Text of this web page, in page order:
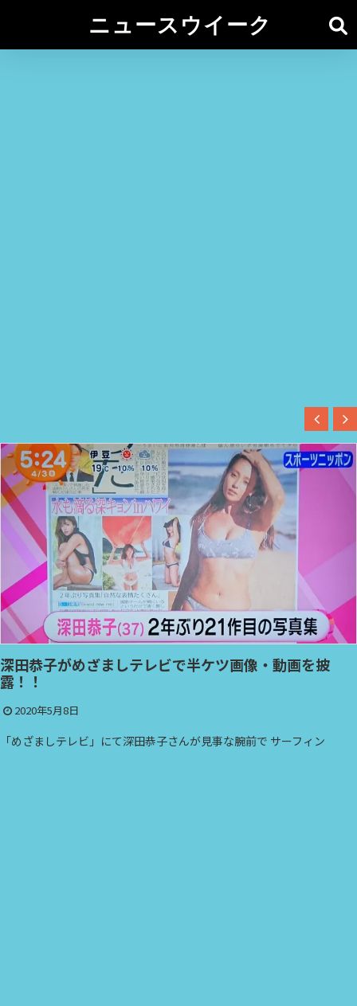
ニュースウイーク
深田恭子がめざましテレビで半ケツ画像・動画を披
露！！
2020年5月8日
「めざましテレビ」にて深田恭子さんが見事な腕前で サーフィン